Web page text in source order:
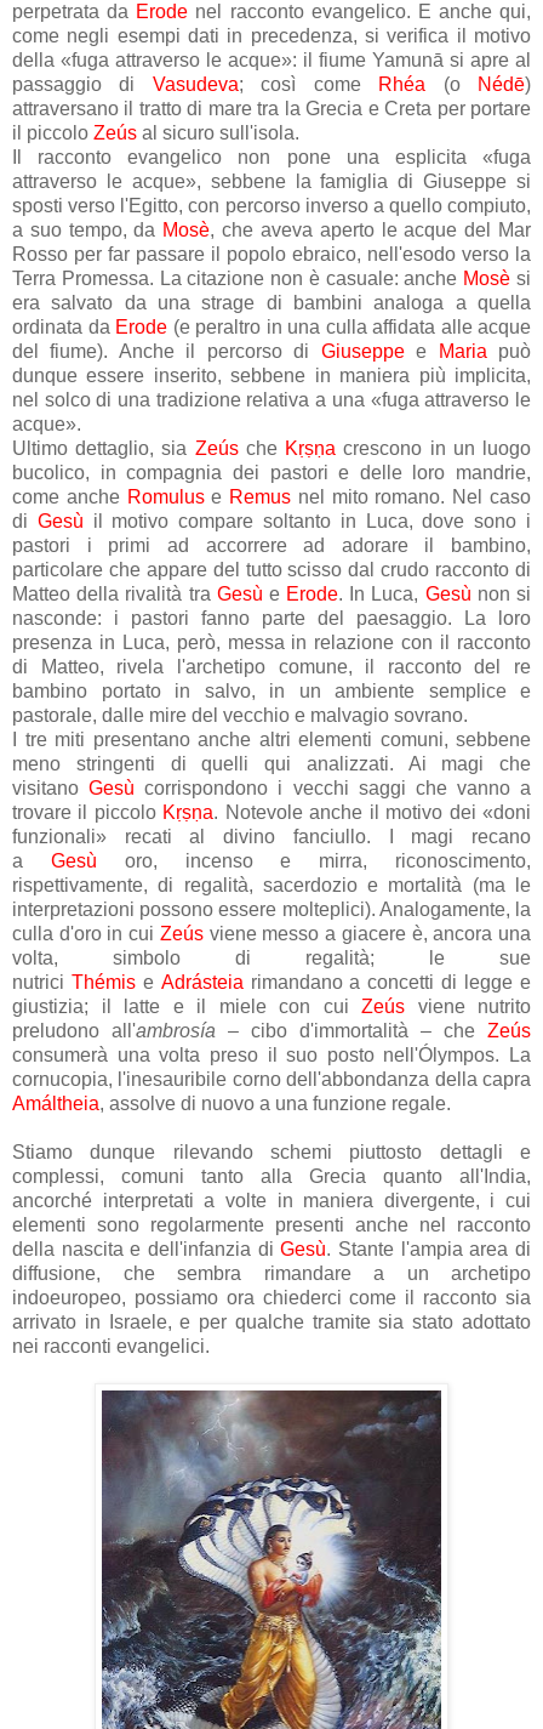
perpetrata da Erode nel racconto evangelico. E anche qui,
come negli esempi dati in precedenza, si verifica il motivo
della «fuga attraverso le acque»: il fiume Yamunā si apre al
passaggio di Vasudeva; così come Rhéa (o Nédē)
attraversano il tratto di mare tra la Grecia e Creta per portare
il piccolo Zeús al sicuro sull'isola.
Il racconto evangelico non pone una esplicita «fuga
attraverso le acque», sebbene la famiglia di Giuseppe si
sposti verso l'Egitto, con percorso inverso a quello compiuto,
a suo tempo, da Mosè, che aveva aperto le acque del Mar
Rosso per far passare il popolo ebraico, nell'esodo verso la
Terra Promessa. La citazione non è casuale: anche Mosèsi
era salvato da una strage di bambini analoga a quella
ordinata da Erode (e peraltro in una culla affidata alle acque
del fiume). Anche il percorso di Giuseppee Maria può
dunque essere inserito, sebbene in maniera più implicita,
nel solco di una tradizione relativa a una «fuga attraverso le
acque».
Ultimo dettaglio, sia Zeúsche Kṛṣṇacrescono in un luogo
bucolico, in compagnia dei pastori e delle loro mandrie,
come anche Romuluse Remus nel mito romano. Nel caso
di Gesù il motivo compare soltanto in Luca, dove sono i
pastori i primi ad accorrere ad adorare il bambino,
particolare che appare del tutto scisso dal crudo racconto di
Matteo della rivalità tra Gesù e Erode. In Luca, Gesù non si
nasconde: i pastori fanno parte del paesaggio. La loro
presenza in Luca, però, messa in relazione con il racconto
di Matteo, rivela l'archetipo comune, il racconto del re
bambino portato in salvo, in un ambiente semplice e
pastorale, dalle mire del vecchio e malvagio sovrano.
I tre miti presentano anche altri elementi comuni, sebbene
meno stringenti di quelli qui analizzati. Ai magi che
visitanoGesù corrispondono i vecchi saggi che vanno a
trovare il piccolo Kṛṣṇa. Notevole anche il motivo dei «doni
funzionali» recati al divino fanciullo. I magi recano
a Gesù oro, incenso e mirra, riconoscimento,
rispettivamente, di regalità, sacerdozio e mortalità (ma le
interpretazioni possono essere molteplici). Analogamente, la
culla d'oro in cui Zeúsviene messo a giacere è, ancora una
volta, simbolo di regalità; le sue
nutrici Thémise Adrásteia rimandano a concetti di legge e
giustizia; il latte e il miele con cui Zeús viene nutrito
preludono all'ambrosía – cibo d'immortalità – che Zeús
consumerà una volta preso il suo posto nell'Ólympos. La
cornucopia, l'inesauribile corno dell'abbondanza della capra
Amáltheia, assolve di nuovo a una funzione regale.
Stiamo dunque rilevando schemi piuttosto dettagli e
complessi, comuni tanto alla Grecia quanto all'India,
ancorché interpretati a volte in maniera divergente, i cui
elementi sono regolarmente presenti anche nel racconto
della nascita e dell'infanzia diGesù. Stante l'ampia area di
diffusione, che sembra rimandare a un archetipo
indoeuropeo, possiamo ora chiederci come il racconto sia
arrivato in Israele, e per qualche tramite sia stato adottato
nei racconti evangelici.